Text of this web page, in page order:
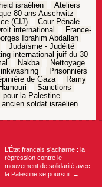
israélien
Ateliers
80 ans Auschwitz
(CIJ)
Cour Pénale
international
France-
Ibrahim Abdallah
Judaïsme - Judéité
international juif du 30
Nakba
Nettoyage
Prisonniers
de Gaza
Ramy
Sanctions
pour la Palestine
ancien soldat israélien
L’État français s’acharne : la
répression contre le
mouvement de solidarité avec
la Palestine se poursuit →